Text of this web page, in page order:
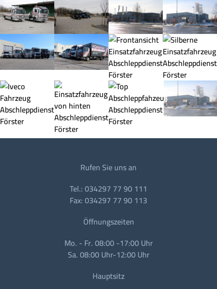
Rufen Sie uns an
Tel.: 034297 77 90 111
Fax: 034297 77 90 113
Öffnungszeiten
Mo. - Fr. 08:00 -17:00 Uhr
Sa. 08:00 Uhr-12:00 Uhr
Hauptsitz